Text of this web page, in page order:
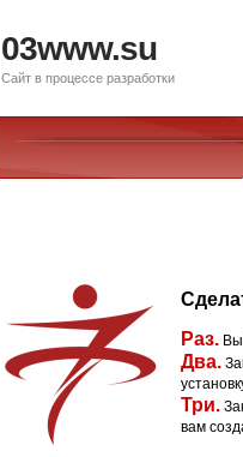
03www.su
Сайт в процессе разработки
Раз.
Два.
Три.
вам